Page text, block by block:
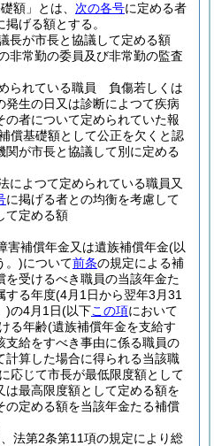
額」とは、 次の各号に定める者
掲げる額とする。
が市長と協議して定める額
非常勤の委員及び非常勤の監査
られている職員 負傷若しくは
発生の日又は診断によつて疾病
の者について定められていた報
償基礎額として公正を欠くと認
関が市長と協議して別に定める
によつて定められている職員又
に掲げる者との均衡を考慮して
て定める額
害補償年金又は遺族補償年金(以
。)について前条の規定による補
を受けるべき職員の当該年金た
する年度(4月1日から翌年3月31
)の4月1日(以下この項において
る年齢(遺族補償年金を支給す
支給をすべき事由に係る職員の
計算した場合に得られる当該職
に応じて市長が最低限度額として
は最高限度額として定める額を
の定める額を当該年金たる補償
法第2条第11項の規定により総